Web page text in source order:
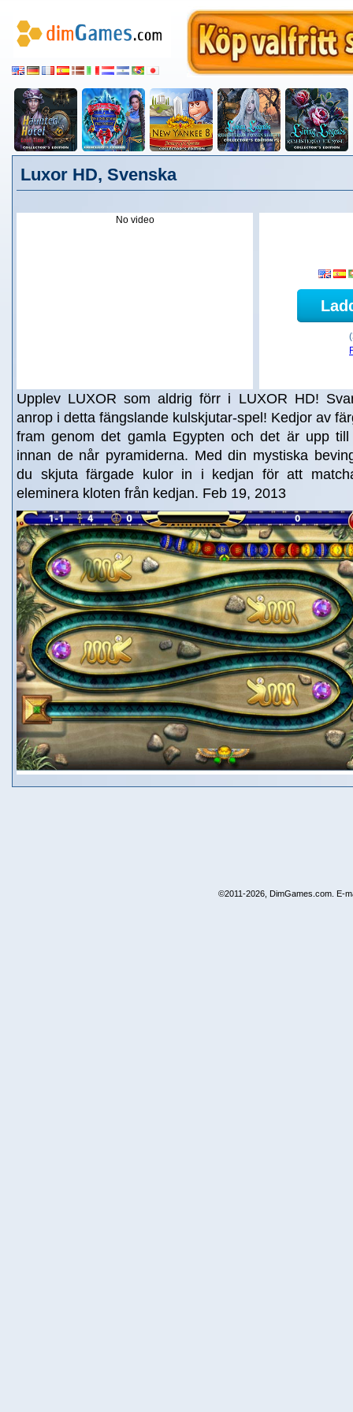
Luxor HD, Svenska
No video
Upplev LUXOR som aldrig förr i LUXOR HD!
anrop i detta fängslande kulskjutar-spel! Kedjor av
fram genom det gamla Egypten och det är upp
innan de når pyramiderna. Med din mystiska
du skjuta färgade kulor in i kedjan för att
eleminera kloten från kedjan. Feb 19, 2013
©2011-2026, DimGames.com. E-